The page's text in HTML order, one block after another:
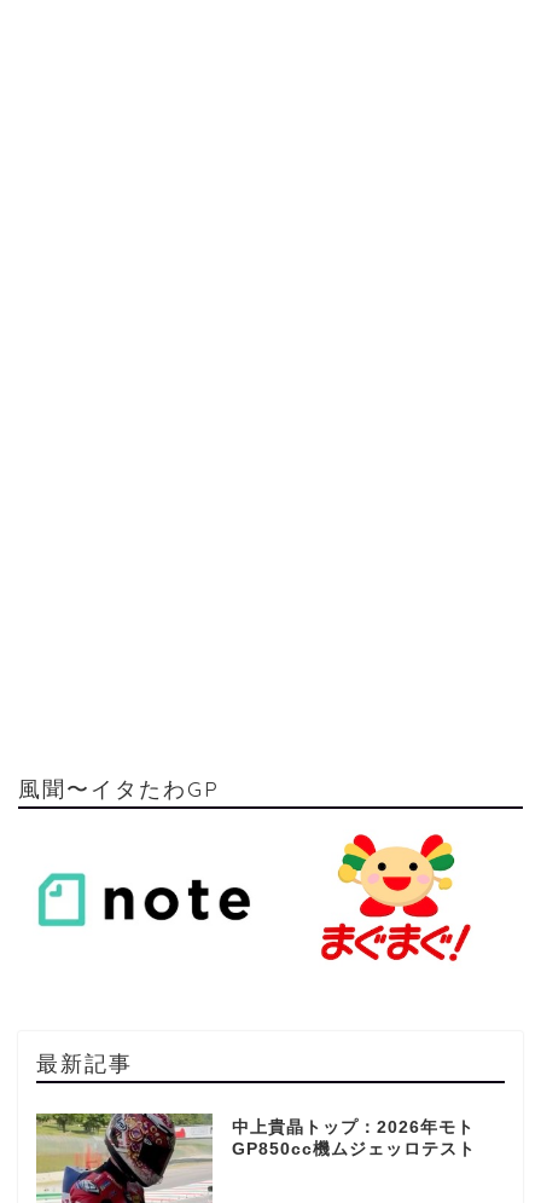
風聞〜イタたわGP
最新記事
中上貴晶トップ：2026年モト
GP850cc機ムジェッロテスト